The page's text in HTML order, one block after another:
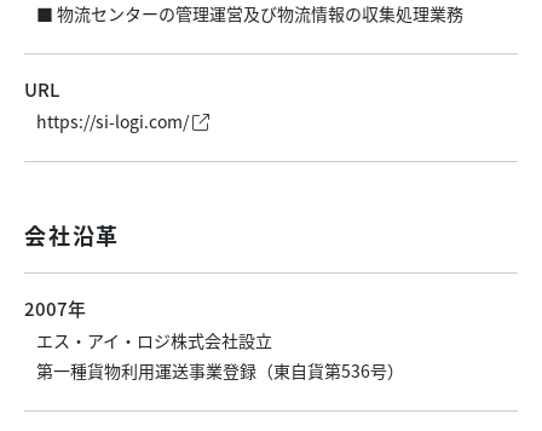
■ 物流センターの管理運営及び物流情報の収集処理業務
URL
https://si-logi.com/
会社沿革
2007年
エス・アイ・ロジ株式会社設立
第一種貨物利用運送事業登録（東自貨第536号）